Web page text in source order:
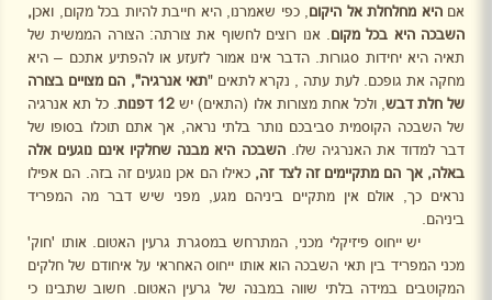
אםהיא מחלחלת אל היקום , כפי שאמרנו, היא חייבת להיות בכל מקום, ואכן,
השבכה היא בכל מקום . אנו רוצים לחשוף את צורתה: הצורה הממשית של
תאיה היא יחידות סגורות. הדבר אינו אמור לזעזע או להפתיע אתכם – היא
מחקה את גופכם. לעת עתה , נקרא לתאים "תאי אנרגיה", הם מצויים בצורה
של חלת דבש , ולכל אחת מצורות אלו (התאים) יש 12 דפנות
. כל תא אנרגיה
של השבכה הקוסמית סביבכם נותר בלתי נראה, אך אתם תוכלו בסופו של
דבר למדוד את האנרגיה שלו.השבכה היא מבנה שחלקיו אינם נוגעים אלה
באלה, אך הם מתקיימים זה לצד זה, כאילו הם אכן נוגעים זה בזה. הם אפילו
נראים כך, אולם אין מתקיים ביניהם מגע, מפני שיש דבר מה המפריד
ביניהם.
יש ייחוס פיזיקלי מכני, המתרחש במסגרת גרעין האטום. אותו 'חוק'
מכני המפריד בין תאי השבכה הוא אותו ייחוס האחראי על איחודם של חלקים
המקוטבים במידה בלתי שווה במבנה של גרעין האטום. חשוב שתבינו כי